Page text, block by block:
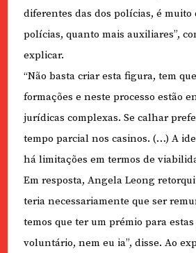
diferentes das dos polícias, é
polícias, quanto mais auxiliares”,
explicar.
“Não basta criar esta figura, tem
formações e neste processo estão
jurídicas complexas. Se calhar
tempo parcial nos casinos. (…) A
há limitações em termos de
Em resposta, Angela Leong
teria necessariamente que ser
temos que ter um prémio para estas
voluntário, nem eu ia”, disse. Ao